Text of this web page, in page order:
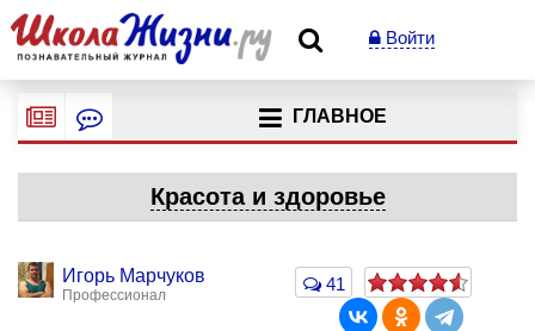
Войти
ГЛАВНОЕ
Красота и здоровье
Игорь Марчуков
Профессионал
41